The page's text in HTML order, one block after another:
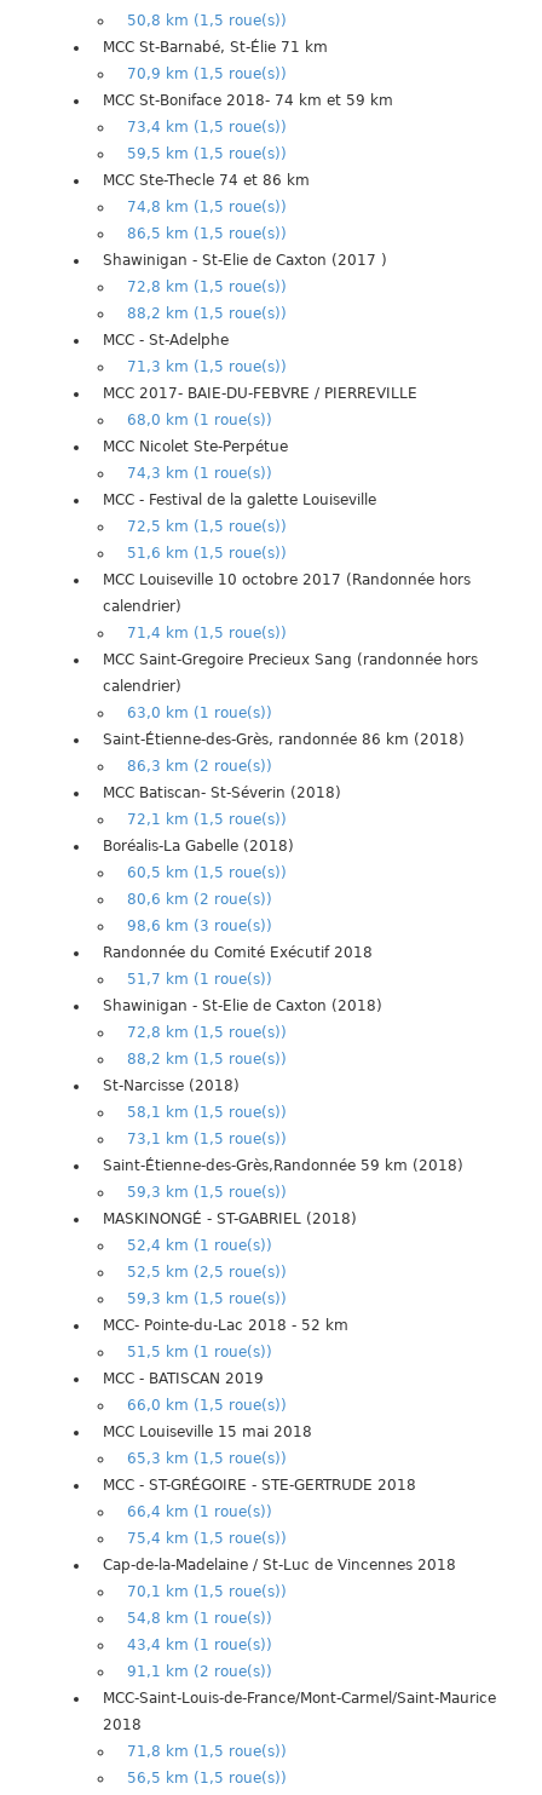
50,8 km (1,5 roue(s))
MCC St-Barnabé, St-Élie 71 km
70,9 km (1,5 roue(s))
MCC St-Boniface 2018- 74 km et 59 km
73,4 km (1,5 roue(s))
59,5 km (1,5 roue(s))
MCC Ste-Thecle 74 et 86 km
74,8 km (1,5 roue(s))
86,5 km (1,5 roue(s))
Shawinigan - St-Elie de Caxton (2017 )
72,8 km (1,5 roue(s))
88,2 km (1,5 roue(s))
MCC - St-Adelphe
71,3 km (1,5 roue(s))
MCC 2017- BAIE-DU-FEBVRE / PIERREVILLE
68,0 km (1 roue(s))
MCC Nicolet Ste-Perpétue
74,3 km (1 roue(s))
MCC - Festival de la galette Louiseville
72,5 km (1,5 roue(s))
51,6 km (1,5 roue(s))
MCC Louiseville 10 octobre 2017 (Randonnée hors
calendrier)
71,4 km (1,5 roue(s))
MCC Saint-Gregoire Precieux Sang (randonnée hors
calendrier)
63,0 km (1 roue(s))
Saint-Étienne-des-Grès, randonnée 86 km (2018)
86,3 km (2 roue(s))
MCC Batiscan- St-Séverin (2018)
72,1 km (1,5 roue(s))
Boréalis-La Gabelle (2018)
60,5 km (1,5 roue(s))
80,6 km (2 roue(s))
98,6 km (3 roue(s))
Randonnée du Comité Exécutif 2018
51,7 km (1 roue(s))
Shawinigan - St-Elie de Caxton (2018)
72,8 km (1,5 roue(s))
88,2 km (1,5 roue(s))
St-Narcisse (2018)
58,1 km (1,5 roue(s))
73,1 km (1,5 roue(s))
Saint-Étienne-des-Grès,Randonnée 59 km (2018)
59,3 km (1,5 roue(s))
MASKINONGÉ - ST-GABRIEL (2018)
52,4 km (1 roue(s))
52,5 km (2,5 roue(s))
59,3 km (1,5 roue(s))
MCC- Pointe-du-Lac 2018 - 52 km
51,5 km (1 roue(s))
MCC - BATISCAN 2019
66,0 km (1,5 roue(s))
MCC Louiseville 15 mai 2018
65,3 km (1,5 roue(s))
MCC - ST-GRÉGOIRE - STE-GERTRUDE 2018
66,4 km (1 roue(s))
75,4 km (1,5 roue(s))
Cap-de-la-Madelaine / St-Luc de Vincennes 2018
70,1 km (1,5 roue(s))
54,8 km (1 roue(s))
43,4 km (1 roue(s))
91,1 km (2 roue(s))
MCC-Saint-Louis-de-France/Mont-Carmel/Saint-Maurice
2018
71,8 km (1,5 roue(s))
56,5 km (1,5 roue(s))